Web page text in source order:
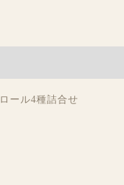
ール4種詰合せ